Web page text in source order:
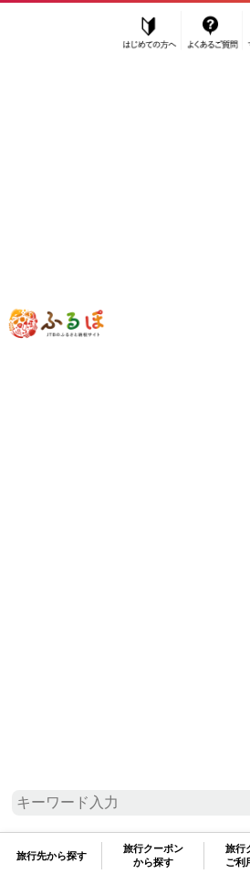
ふるぽ JTBのふる
旅行先から探す
旅行クーポン
から探す
旅行
ご利
容量
・サイズ：直径約100cm
・素材
【カバー生地 】 綿
【ヌード座布団側地 】